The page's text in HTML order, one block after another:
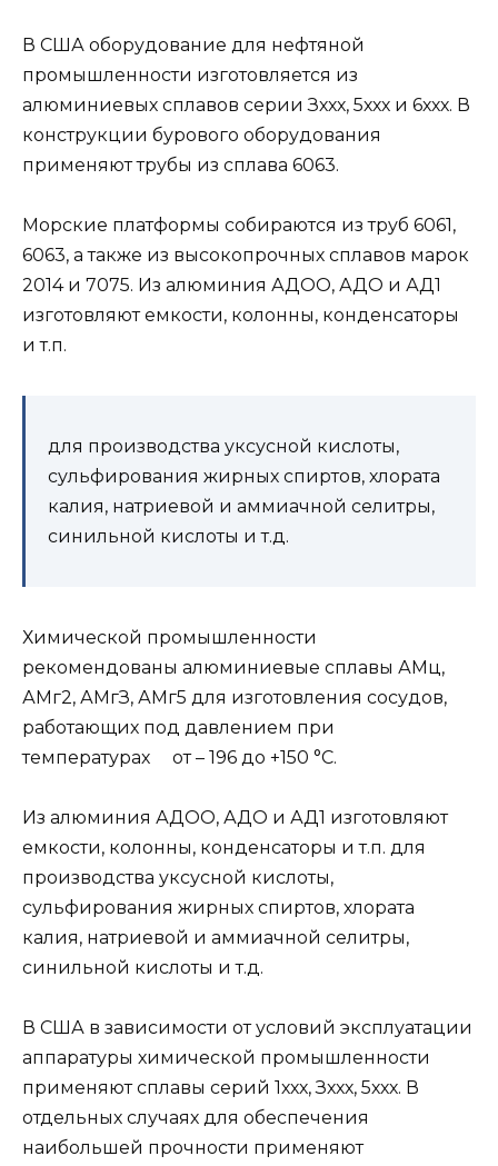
В США оборудование для нефтяной
промышленности изготовляется из
алюминиевых сплавов серии Зххх, 5ххх и 6ххх. В
конструкции бурового оборудования
применяют трубы из сплава 6063.
Морские платформы собираются из труб 6061,
6063, а также из высокопрочных сплавов марок
2014 и 7075. Из алюминия АДОО, АДО и АД1
изготовляют емкости, колонны, конденсаторы
и т.п.
для производства уксусной кислоты,
сульфирования жирных спиртов, хлората
калия, натриевой и аммиачной селитры,
синильной кислоты и т.д.
Химической промышленности
рекомендованы алюминиевые сплавы АМц,
АМг2, АМгЗ, АМг5 для изготовления сосудов,
работающих под давлением при
температурах от – 196 до +150 °С.
Из алюминия АДОО, АДО и АД1 изготовляют
емкости, колонны, конденсаторы и т.п. для
производства уксусной кислоты,
сульфирования жирных спиртов, хлората
калия, натриевой и аммиачной селитры,
синильной кислоты и т.д.
В США в зависимости от условий эксплуатации
аппаратуры химической промышленности
применяют сплавы серий 1ххх, Зххх, 5ххх. В
отдельных случаях для обеспечения
наибольшей прочности применяют